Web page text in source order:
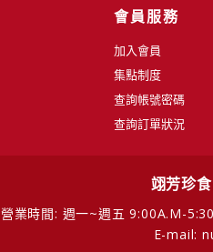
會員服務
加入會員
集點制度
查詢帳號密碼
查詢訂單狀況
翊芳珍
營業時間: 週一~週五 9:00A.M-
E-mail: